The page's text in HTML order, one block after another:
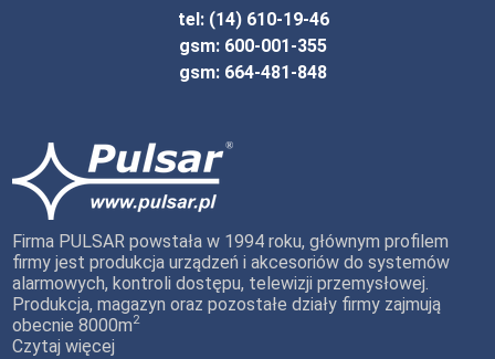
tel: (14) 610-19-46
gsm: 600-001-355
gsm: 664-481-848
Firma PULSAR powstała w 1994 roku, głównym profilem
firmy jest produkcja urządzeń i akcesoriów do systemów
alarmowych, kontroli dostępu, telewizji przemysłowej.
Produkcja, magazyn oraz pozostałe działy firmy zajmują
obecnie 8000m2
Czytaj więcej